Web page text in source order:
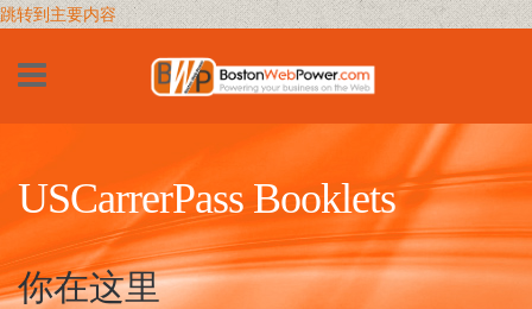
跳转到主要内容
USCarrerPass Booklets
你在这里